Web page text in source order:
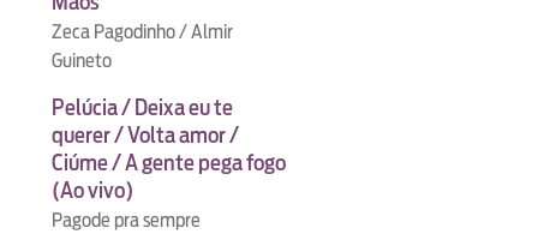
Zeca Pagodinho / Almir
Guineto
Pelúcia / Deixa eu te
querer / Volta amor /
Ciúme / A gente pega fogo
(Ao vivo)
Pagode pra sempre